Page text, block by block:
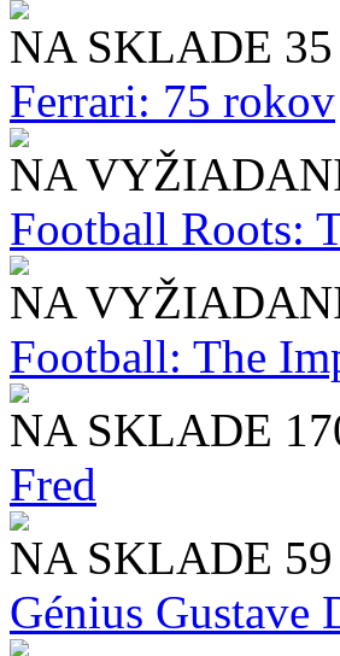
NA SKLADE
Ferrari: 75 rokov
NA
Football Roots:
NA
Football: The
NA SKLADE
Fred
NA SKLADE
Génius Gustave